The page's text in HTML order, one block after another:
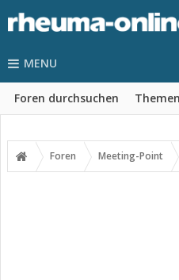
MENU
Foren durchsuchen
Foren Meeting-Point